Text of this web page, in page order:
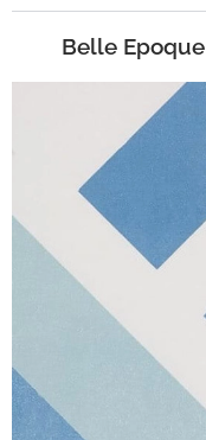
Belle